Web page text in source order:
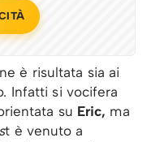
è risultata sia ai
Infatti si vocifera
su Eric, ma
t è venuto a